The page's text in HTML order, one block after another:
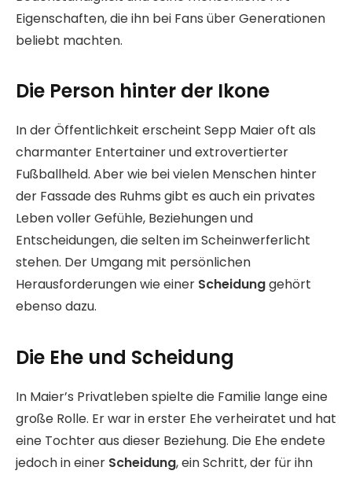
Eigenschaften, die ihn bei Fans über Generationen
beliebt machten.
Die Person hinter der Ikone
In der Öffentlichkeit erscheint Sepp Maier oft als
charmanter Entertainer und extrovertierter
Fußballheld. Aber wie bei vielen Menschen hinter
der Fassade des Ruhms gibt es auch ein privates
Leben voller Gefühle, Beziehungen und
Entscheidungen, die selten im Scheinwerferlicht
stehen. Der Umgang mit persönlichen
Herausforderungen wie einer Scheidunggehört
ebenso dazu.
Die Ehe und Scheidung
In Maier’s Privatleben spielte die Familie lange eine
große Rolle. Er war in erster Ehe verheiratet und hat
eine Tochter aus dieser Beziehung. Die Ehe endete
jedoch in einer Scheidung, ein Schritt, der für ihn